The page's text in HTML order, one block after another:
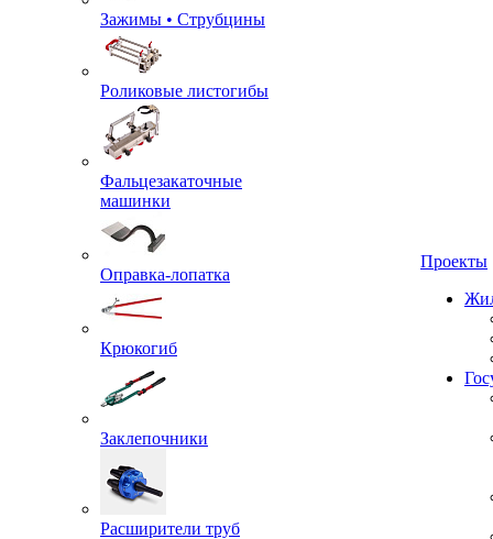
Зажимы • Струбцины
Роликовые листогибы
Фальцезакаточные
машинки
Оправка-лопатка
Крюкогиб
Заклепочники
Расширители труб